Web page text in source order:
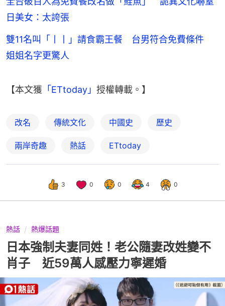
日美女：太誇張
雙11名叫「丨丨」請食霸王餐 台男符合免費條件
姐姐名字更驚人
【本文獲 「ETtoday」 授權轉載。】
改名 傳統文化 中國史 歷史
兩岸奇趣 熱話 ETtoday
3 0 0 4 0
熱話 熱爆話題
日本強制夫妻同姓！老公隨妻改姓變不
肖子 近59萬人感壓力寧遲婚